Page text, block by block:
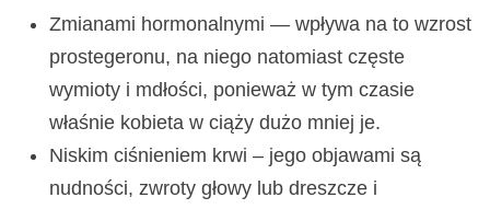
Zmianami hormonalnymi — wpływa na to wzrost
prostegeronu, na niego natomiast częste
wymioty i mdłości, ponieważ w tym czasie
właśnie kobieta w ciąży dużo mniej je.
Niskim ciśnieniem krwi – jego objawami są
nudności, zwroty głowy lub dreszcze i